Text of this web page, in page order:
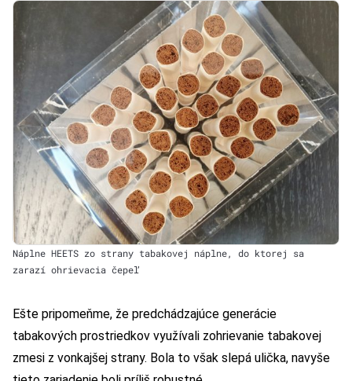
Náplne HEETS zo strany tabakovej náplne, do ktorej sa
zarazí ohrievacia čepeľ
Ešte pripomeňme, že predchádzajúce generácie
tabakových prostriedkov využívali zohrievanie tabakovej
zmesi z vonkajšej strany. Bola to však slepá ulička, navyše